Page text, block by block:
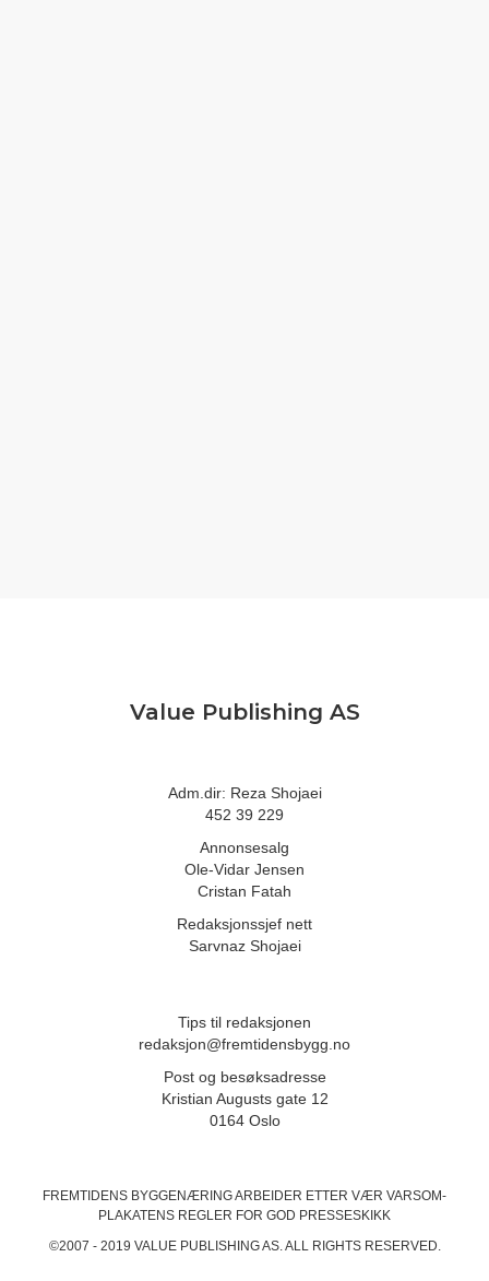
Value Publishing AS
Adm.dir: Reza Shojaei
452 39 229
Annonsesalg
Ole-Vidar Jensen
Cristan Fatah
Redaksjonssjef nett
Sarvnaz Shojaei
Tips til redaksjonen
redaksjon@fremtidensbygg.no
Post og besøksadresse
Kristian Augusts gate 12
0164 Oslo
FREMTIDENS BYGGENÆRING ARBEIDER ETTER VÆR VARSOM-
PLAKATENS REGLER FOR GOD PRESSESKIKK
©2007 - 2019 VALUE PUBLISHING AS. ALL RIGHTS RESERVED.